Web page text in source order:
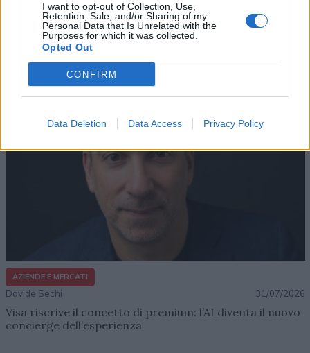
I want to opt-out of Collection, Use,
Retention, Sale, and/or Sharing of my
Personal Data that Is Unrelated with the
Purposes for which it was collected.
Opted Out
CONFIRM
Data Deletion Data Access Privacy Policy
Davide Sechi 31/07/2026
Dal lusso circolare all’intelligenza artificiale: come
Lenush Saf costruisce un ecosistema tra creatività,
impresa e musica
AZIENDE E MERCATI
Davide Sechi 31/07/2026
Visa riscrive il concetto di premium: l’AI diventa il nuovo
concierge dell’esperienza